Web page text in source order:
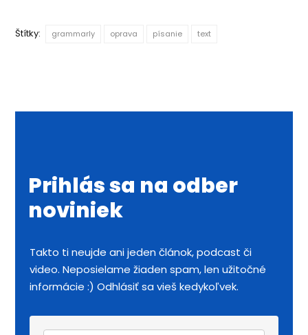
Štítky: grammarly oprava písanie text
Prihlás sa na odber
noviniek
Takto ti neujde ani jeden článok, podcast či
video. Neposielame žiaden spam, len užitočné
informácie :) Odhlásiť sa vieš kedykoľvek.